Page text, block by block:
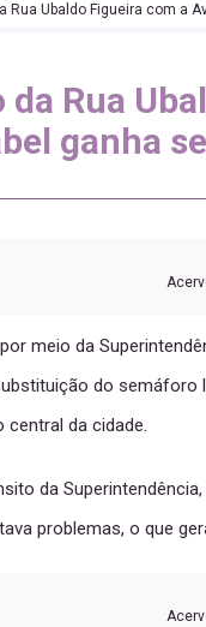
Rua Ubaldo Figueira com a
Rua
ganha
meio da
do semáforo
central da cidade.
da
problemas, o que